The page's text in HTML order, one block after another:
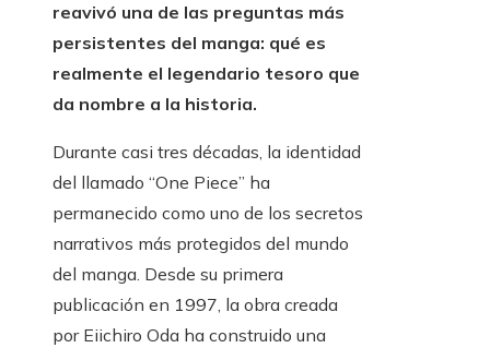
reavivó una de las preguntas más
persistentes del manga: qué es
realmente el legendario tesoro que
da nombre a la historia.
Durante casi tres décadas, la identidad
del llamado “One Piece” ha
permanecido como uno de los secretos
narrativos más protegidos del mundo
del manga. Desde su primera
publicación en 1997, la obra creada
por Eiichiro Oda ha construido una